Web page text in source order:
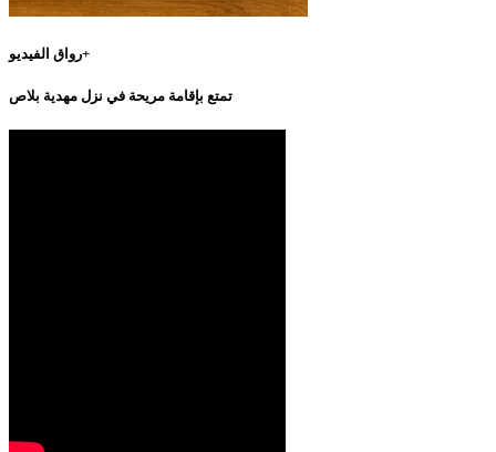
رواق الفيديو+
تمتع بإقامة مريحة في نزل مهدية بلاص